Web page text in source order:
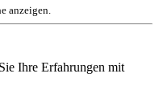
anzeigen.
Ihre Erfahrungen mit